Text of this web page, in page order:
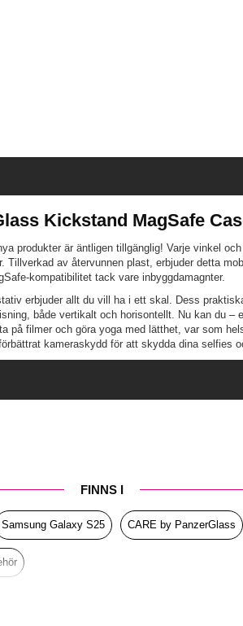
Kickstand MagSafe
produkter är äntligen tillgänglig! Varje vinkel
Tillverkad av återvunnen plast, erbjuder detta
kompatibilitet tack vare inbyggdamagnter.
erbjuder allt du vill ha i ett skal. Dess
både vertikalt och horisontellt. Nu kan du –
på filmer och göra yoga med lätthet, var som
kameraskydd för att skydda dina selfies
MagSafe-kompatibel,
Hårdplast
FINNS I
Samsung Galaxy S25 CARE by PanzerGlass